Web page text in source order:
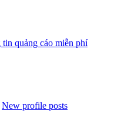
New profile posts